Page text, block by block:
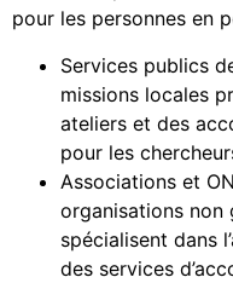
pour les personnes en
Services publics
missions locales
ateliers et des
pour les
Associations et
organisations non
spécialisent dans
des services